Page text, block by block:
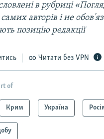
в рубриці
авторів і не
позицію редакції
Читати без VPN
of
Крим Україна